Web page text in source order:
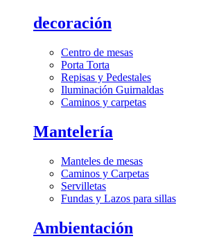
decoración
Centro de mesas
Porta Torta
Repisas y Pedestales
Iluminación Guirnaldas
Caminos y carpetas
Mantelería
Manteles de mesas
Caminos y Carpetas
Servilletas
Fundas y Lazos para sillas
Ambientación